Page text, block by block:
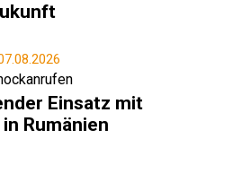
Einsatz mit
Rumänien